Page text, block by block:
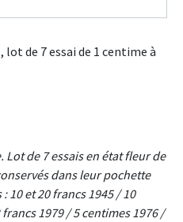
de 7 essai de 1 centime à
de 7 essais en état fleur de
dans leur pochette
10 et 20 francs 1945 / 10
1979 / 5 centimes 1976 /